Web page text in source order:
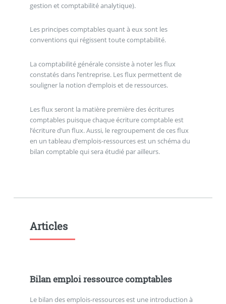
gestion et comptabilité analytique).
Les principes comptables quant à eux sont les
conventions qui régissent toute comptabilité.
La comptabilité générale consiste à noter les flux
constatés dans l’entreprise. Les flux permettent de
souligner la notion d’emplois et de ressources.
Les flux seront la matière première des écritures
comptables puisque chaque écriture comptable est
l’écriture d’un flux. Aussi, le regroupement de ces flux
en un tableau d’emplois-ressources est un schéma du
bilan comptable qui sera étudié par ailleurs.
Articles
Bilan emploi ressource comptables
Le bilan des emplois-ressources est une introduction à